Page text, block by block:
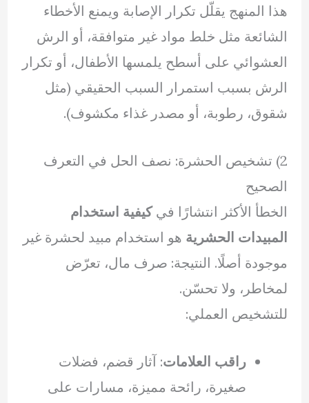
هذا المنهج يقلّل تكرار الإصابة ويمنع الأخطاء
الشائعة مثل خلط مواد غير متوافقة، أو الرش
العشوائي على أسطح يلمسها الأطفال، أو تكرار
الرش بسبب استمرار السبب الحقيقي (مثل
شقوق، رطوبة، أو مصدر غذاء مكشوف).
2) تشخيص الحشرة: نصف الحل في التعرف
الصحيح
الخطأ الأكثر انتشارًا فيكيفية استخدام
المبيدات الحشرية هو استخدام مبيد لحشرة غير
موجودة أصلًا. النتيجة: صرف مال، تعرّض
لمخاطر، ولا تحسّن.
للتشخيص العملي:
راقب العلامات: آثار قضم، فضلات
صغيرة، رائحة مميزة، مسارات على